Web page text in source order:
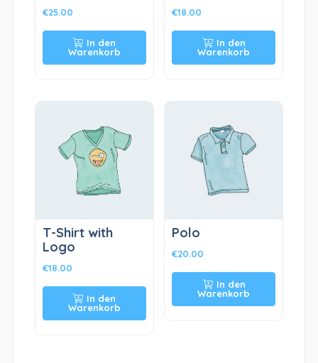
€25.00
In den
Warenkorb
€18.00
In den
Warenkorb
T-Shirt with
Logo
€18.00
In den
Warenkorb
Polo
€20.00
In den
Warenkorb